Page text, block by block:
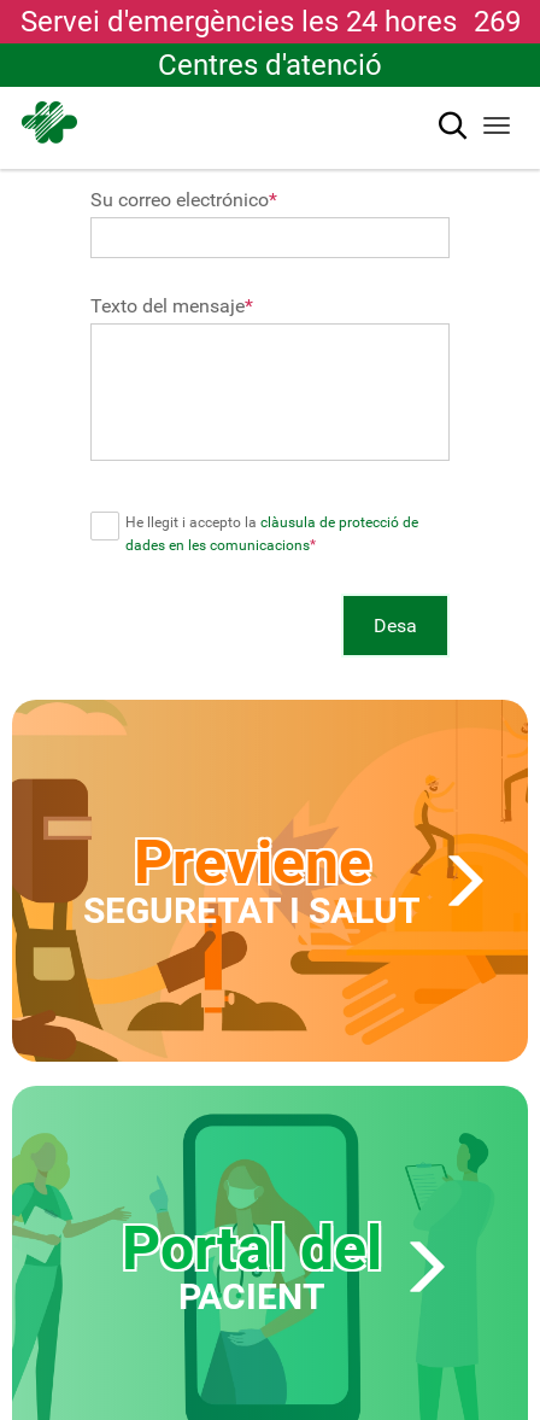
Servei d'emergències les 24 hores 269
Centres d'atenció
Cerca
Su correo electrónico*
Texto del mensaje*
He llegit i accepto la clàusula de protecció de
dades en les comunicacions*
Desa
Previene
SEGURETAT I SALUT
Portal del
PACIENT